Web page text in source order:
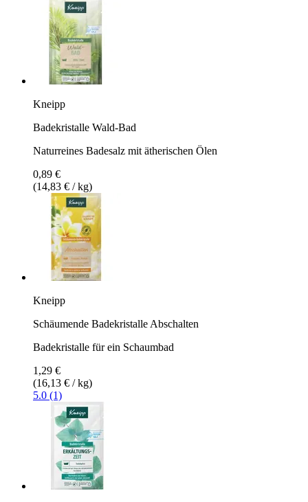
Kneipp
Badekristalle Wald-Bad
Naturreines Badesalz mit ätherischen Ölen
0,89 €
(14,83 € / kg)
Kneipp
Schäumende Badekristalle Abschalten
Badekristalle für ein Schaumbad
1,29 €
(16,13 € / kg)
5.0 (1)